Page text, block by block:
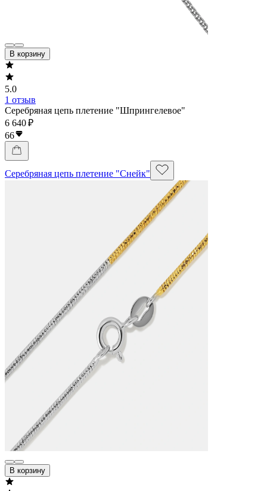
В корзину
5.0
1 отзыв
Серебряная цепь плетение "Шпрингелевое"
6 640 ₽
66
Серебряная цепь плетение "Снейк"
В корзину